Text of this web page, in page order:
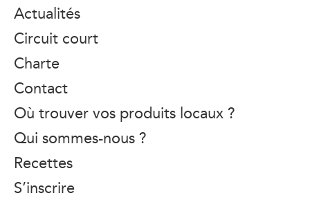
Actualités
Circuit court
Charte
Contact
Où trouver vos produits locaux ?
Qui sommes-nous ?
Recettes
S’inscrire